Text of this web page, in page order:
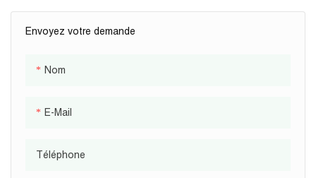
Envoyez votre demande
Nom
E-Mail
Téléphone